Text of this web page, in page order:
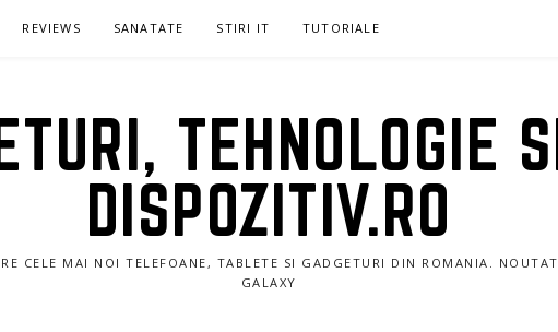
REVIEWS SANATATE STIRI IT TUTORIALE
TEHNOLOGIE
DISPOZITIV.RO
CELE MAI NOI TELEFOANE, TABLETE SI GADGETURI DIN ROMANIA.
GALAXY